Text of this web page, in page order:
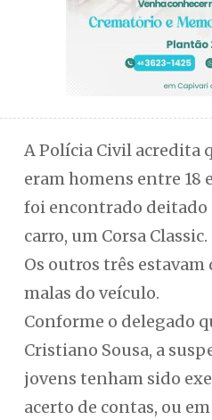
A Polícia Civil acredita
eram homens entre 18
foi encontrado deitado
carro, um Corsa Classic.
Os outros três
malas do veículo.
Conforme o delegado
Cristiano Sousa, a
jovens tenham sido
acerto de contas, ou